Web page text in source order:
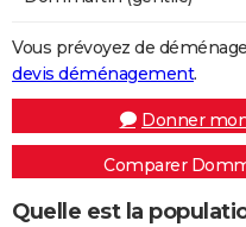
Vous prévoyez de
devis déménagement.
Donner
Comparer
Quelle est la